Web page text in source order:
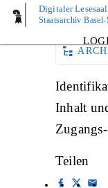
Digitaler Lesesaal
Staatsarchiv Basel-
BILD
Inhalt
Teilen